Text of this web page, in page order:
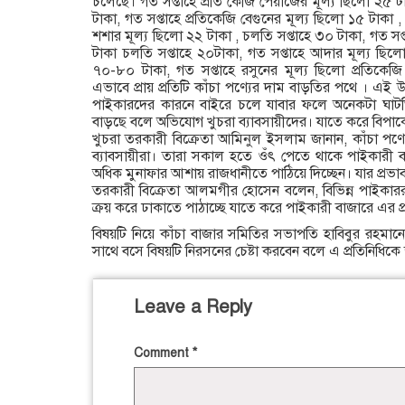
টাকা, গত সপ্তাহে প্রতিকেজি বেগুনের মূল্য ছিলো ১৫ টাকা
শশার মূল্য ছিলো ২২ টাকা , চলতি সপ্তাহে ৩০ টাকা, গত
টাকা চলতি সপ্তাহে ২০টাকা, গত সপ্তাহে আদার মূল্য
৭০-৮০ টাকা, গত সপ্তাহে রসুনের মূল্য ছিলো
এভাবে প্রায় প্রতিটি কাঁচা পণ্যের দাম বাড়তির পথে ।
পাইকারদের কারনে বাইরে চলে যাবার ফলে অনেকটা
বাড়ছে বলে অভিযোগ খুচরা ব্যাবসায়ীদের। যাতে করে
খুচরা তরকারী বিক্রেতা আমিনুল ইসলাম জানান, কাঁচা
ব্যাবসায়ীরা। তারা সকাল হতে ওঁৎ পেতে থাকে পাইকারী
অধিক মুনাফার আশায় রাজধানীতে পাঠিয়ে দিচ্ছেন। যার
তরকারী বিক্রেতা আলমগীর হোসেন বলেন, বিভিন্ন
ক্রয় করে ঢাকাতে পাঠাচ্ছে যাতে করে পাইকারী বাজারে এর
বিষয়টি নিয়ে কাঁচা বাজার সমিতির সভাপতি হাবিবুর
সাথে বসে বিষয়টি নিরসনের চেষ্টা করবেন বলে এ প্রতিনিধিকে
Leave a Reply
Comment *